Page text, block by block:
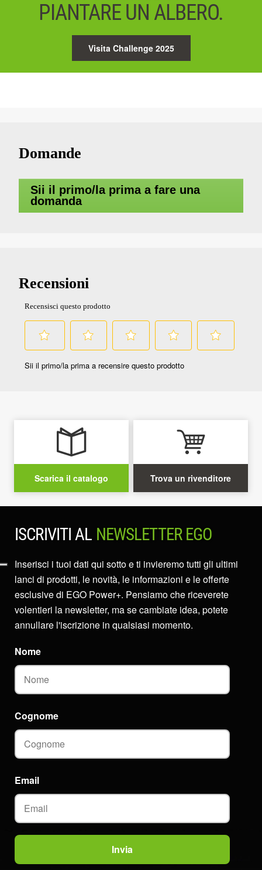
PIANTARE UN ALBERO.
Visita Challenge 2025
Domande
Sii il primo/la prima a fare una
domanda
Scarica il catalogo Trova un rivenditore
ISCRIVITI AL NEWSLETTER EGO
Inserisci i tuoi dati qui sotto e ti invieremo tutti gli ultimi
lanci di prodotti, le novità, le informazioni e le offerte
esclusive di EGO Power+. Pensiamo che riceverete
volentieri la newsletter, ma se cambiate idea, potete
annullare l'iscrizione in qualsiasi momento.
Email
Nome
Cognome